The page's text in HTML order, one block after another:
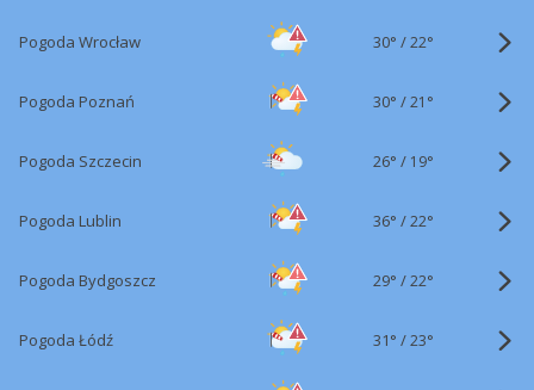
Pogoda Wrocław 30° /22°
Pogoda Poznań 30° /21°
Pogoda Szczecin 26° / 19°
Pogoda Lublin 36° /22°
Pogoda Bydgoszcz 29° /22°
Pogoda Łódź 31° /23°